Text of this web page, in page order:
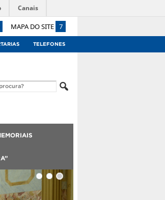
MAPA DO SITE 7
Canais
TELEFONES